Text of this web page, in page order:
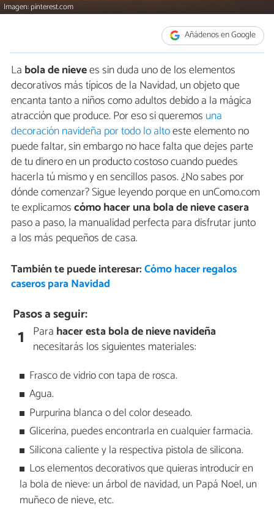
Imagen: pinterest.com
Añádenos en Google
La bola de nievees sin duda uno de los elementos
decorativos más típicos de la Navidad, un objeto que
encanta tanto a niños como adultos debido a la mágica
atracción que produce. Por eso si queremos una
decoración navideña por todo lo altoeste elemento no
puede faltar, sin embargo no hace falta que dejes parte
de tu dinero en un producto costoso cuando puedes
hacerla tú mismo y en sencillos pasos. ¿No sabes por
dónde comenzar? Sigue leyendo porque en unComo.com
te explicamoscómo hacer una bola de nieve casera
paso a paso, la manualidad perfecta para disfrutar junto
a los más pequeños de casa.
También te puede interesar:Cómo hacer regalos
caseros para Navidad
Pasos a seguir:
1 Para hacer esta bola de nieve navideña
necesitarás los siguientes materiales:
Frasco de vidrio con tapa de rosca.
Agua.
Purpurina blanca o del color deseado.
Glicerina, puedes encontrarla en cualquier farmacia.
Silicona caliente y la respectiva pistola de silicona.
Los elementos decorativos que quieras introducir en
la bola de nieve: un árbol de navidad, un Papá Noel, un
muñeco de nieve, etc.